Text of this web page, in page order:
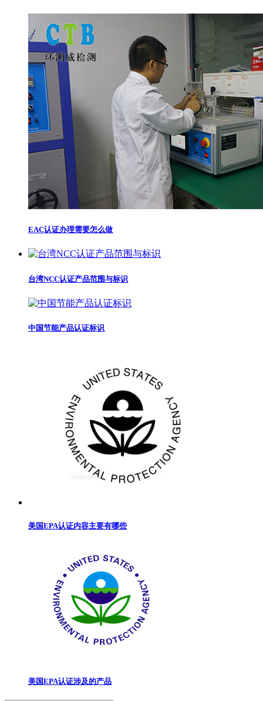
EAC认证办理需要怎么做
台湾NCC认证产品范围与标识
中国节能产品认证标识
美国EPA认证内容主要有哪些
美国EPA认证涉及的产品